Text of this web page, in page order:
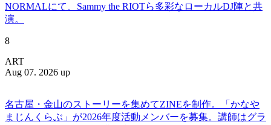
NORMALにて、Sammy the RIOTら多彩なローカルDJ陣と共
演。
8
ART
Aug 07. 2026 up
名古屋・金山のストーリーを集めてZINEを制作。「かなや
まじんくらぶ」が2026年度活動メンバーを募集。講師はグラ